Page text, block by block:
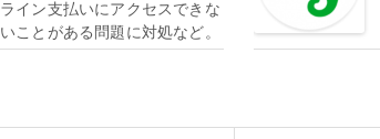
ライン支払いにアクセスできな
いことがある問題に対処など。